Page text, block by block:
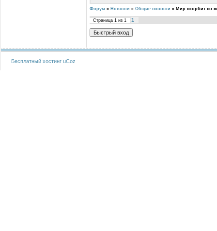
Форум » Новости » Общие новости » Мир скорбит по
Страница 1 из 1 1
Бесплатный хостинг uCoz